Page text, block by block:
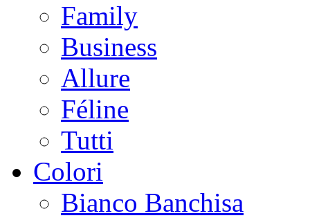
Family
Business
Allure
Féline
Tutti
Colori
Bianco Banchisa